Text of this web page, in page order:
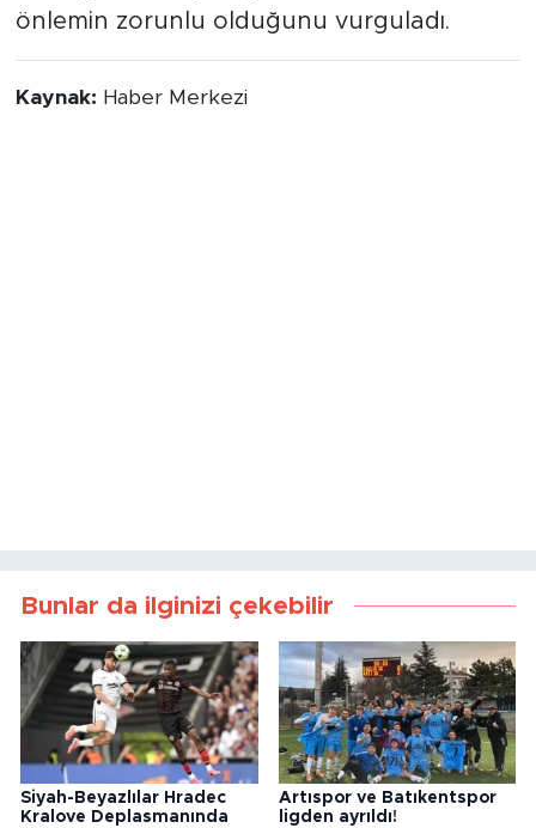
önlemin zorunlu olduğunu vurguladı.
Kaynak: Haber Merkezi
Bunlar da ilginizi çekebilir
Siyah-Beyazlılar Hradec
Kralove Deplasmanında
Artıspor ve Batıkentspor
ligden ayrıldı!